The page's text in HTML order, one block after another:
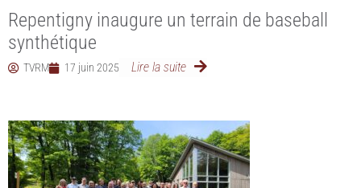
Repentigny inaugure un terrain de baseball
synthétique
TVRM 17 juin 2025 Lire la suite